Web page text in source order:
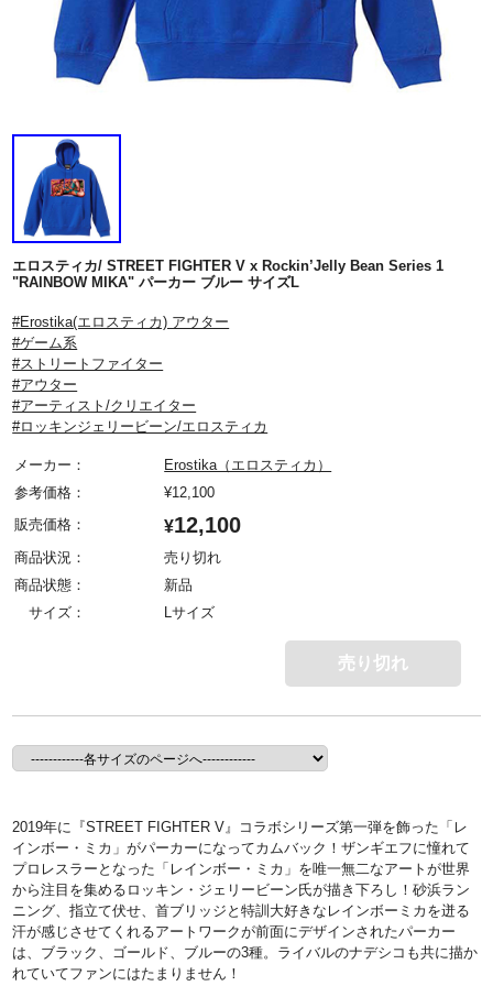
エロスティカ/ STREET FIGHTER V x Rockin’Jelly Bean Series 1
"RAINBOW MIKA" パーカー ブルー サイズL
#Erostika(エロスティカ) アウター
#ゲーム系
#ストリートファイター
#アウター
#アーティスト/クリエイター
#ロッキンジェリービーン/エロスティカ
メーカー：
Erostika（エロスティカ）
参考価格：
¥12,100
販売価格：
¥12,100
商品状況：
売り切れ
商品状態：
新品
サイズ：
Lサイズ
売り切れ
2019年に『STREET FIGHTER V』コラボシリーズ第一弾を飾った「レ
インボー・ミカ」がパーカーになってカムバック！ザンギエフに憧れて
プロレスラーとなった「レインボー・ミカ」を唯一無二なアートが世界
から注目を集めるロッキン・ジェリービーン氏が描き下ろし！砂浜ラン
ニング、指立て伏せ、首ブリッジと特訓大好きなレインボーミカを迸る
汗が感じさせてくれるアートワークが前面にデザインされたパーカー
は、ブラック、ゴールド、ブルーの3種。ライバルのナデシコも共に描か
れていてファンにはたまりません！